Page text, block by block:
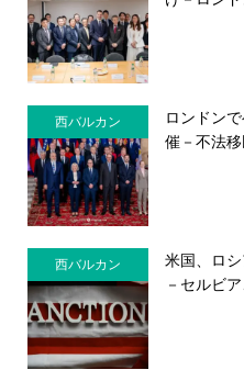
西バルカン
ロンドン
催－不法
西バルカン
米国、ロ
－セルビ